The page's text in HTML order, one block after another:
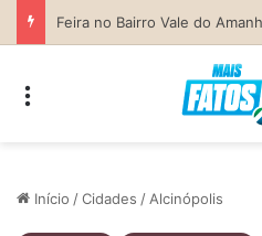
Previsão do Tempo para
Início /Cidades / Alcinópolis